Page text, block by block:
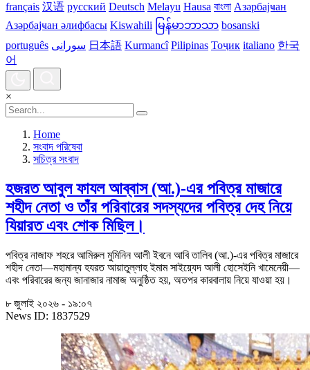
français 汉语 русский Deutsch Melayu Hausa বাংলা Азәрбајҹан
Азәрбајҹан әлифбасы Kiswahili မြန်မာဘာသာ bosanski
português سورانی 日本語 Kurmancî Pilipinas Тоҷик italiano 한국
어
×
Home
সংবাদ পরিষেবা
সচিত্র সংবাদ
হজরত আবুল ফাযল আব্বাস (আ.)-এর পবিত্র মাজারে
শহীদ নেতা ও তাঁর পরিবারের সদস্যদের পবিত্র দেহ নিয়ে
যিয়ারত এবং শোক মিছিল।
পবিত্র নাজাফ শহরে আমিরুল মুমিনিন আলী ইবনে আবি তালিব (আ.)-এর পবিত্র মাজারে
শহীদ নেতা—মহামান্য হযরত আয়াতুল্লাহ ইমাম সাইয়্যেদ আলী হোসেইনি খামেনেয়ী—
এবং পরিবারের জন্য জানাজার নামাজ অনুষ্ঠিত হয়, অতপর কারবালায় নিয়ে যাওয়া হয়।
৮ জুলাই ২০২৬ - ১৯:০৭
News ID: 1837529